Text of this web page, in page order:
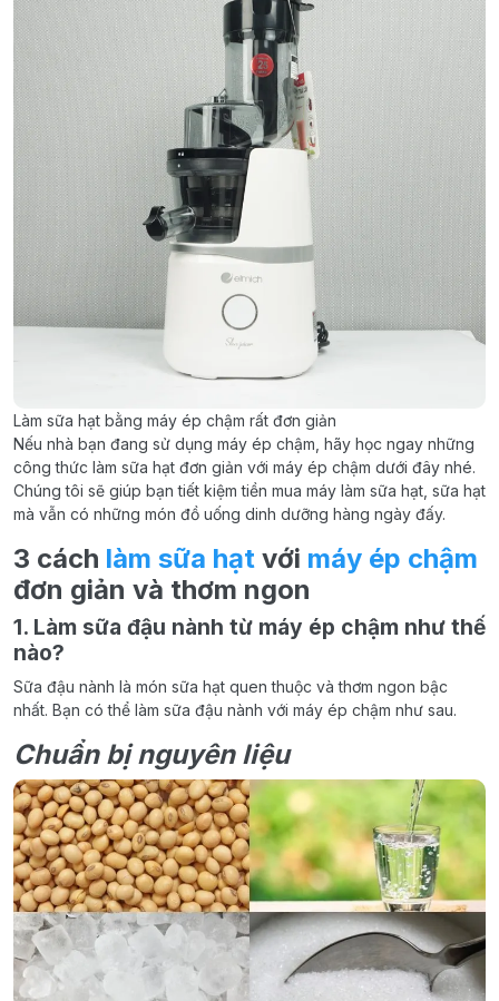
Làm sữa hạt bằng máy ép chậm rất đơn giản
Nếu nhà bạn đang sử dụng máy ép chậm, hãy học ngay những
công thức làm sữa hạt đơn giản với máy ép chậm dưới đây nhé.
Chúng tôi sẽ giúp bạn tiết kiệm tiền mua máy làm sữa hạt, sữa hạt
mà vẫn có những món đồ uống dinh dưỡng hàng ngày đấy.
3 cách làm sữa hạt với máy ép chậm
đơn giản và thơm ngon
1. Làm sữa đậu nành từ máy ép chậm như thế
nào?
Sữa đậu nành là món sữa hạt quen thuộc và thơm ngon bậc
nhất. Bạn có thể làm sữa đậu nành với máy ép chậm như sau.
Chuẩn bị nguyên liệu